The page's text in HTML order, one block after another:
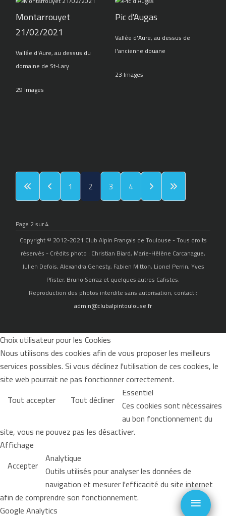
Montarrouyet
21/02/2021
Vallée d'Aure, au dessus du
domaine de St-Lary
29 Images
Pic d'Augas
Vallée d'Aure, au dessus de
l'ancienne douane
23 Images
1 2 3 4
Page 2 sur 4
Copyright © 2012-2021 Club Alpin Français de Toulouse - Tous droits
réservés - Crédits photo : Christian Biard, Marie-Hélène Carcanague,
Julien Defois, Alexandra Genesty, Fabien Mitton, Lionel Perrin, Yves
Pfister, Bruno Serraz et quelques autres Cafistes.
Reproduction des photos interdite sans autorisation, contact :
admin@clubalpintoulouse.fr
Choix utilisateur pour les Cookies
Nous utilisons des cookies afin de vous proposer les meilleurs
services possibles. Si vous déclinez l'utilisation de ces cookies, le
site web pourrait ne pas fonctionner correctement.
Tout accepter
Tout décliner Essentiel
Ces cookies sont nécessaires
au bon fonctionnement du
site, vous ne pouvez pas les désactiver.
Affichage
Accepter Analytique
Outils utilisés pour analyser les données de
navigation et mesurer l'efficacité du site internet
afin de comprendre son fonctionnement.
Google Analytics
≡